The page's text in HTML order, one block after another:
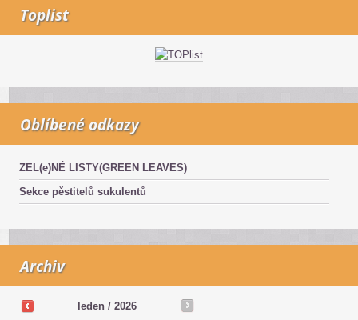
Toplist
Oblíbené odkazy
ZEL(e)NÉ LISTY(GREEN LEAVES)
Sekce pěstitelů sukulentů
Archiv
leden / 2026